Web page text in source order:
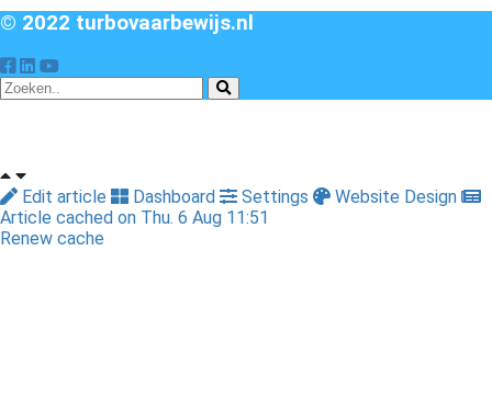
© 2022 turbovaarbewijs.nl
Edit article Dashboard Settings
Website Design
Article cached on Thu. 6 Aug 11:51
Renew cache